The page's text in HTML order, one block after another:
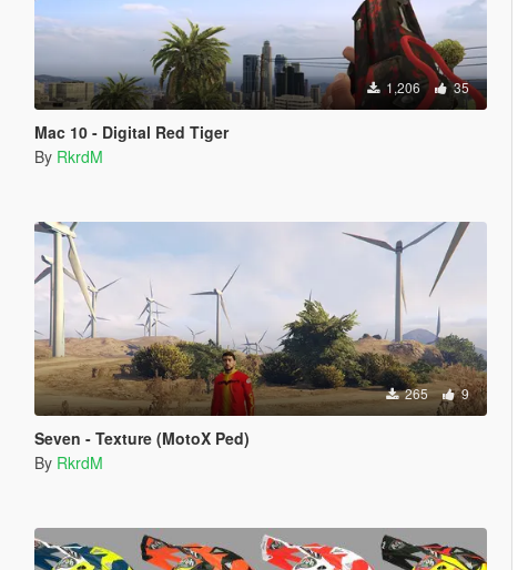
1,206 35
Mac 10 - Digital Red Tiger
By RkrdM
265 9
Seven - Texture (MotoX Ped)
By RkrdM